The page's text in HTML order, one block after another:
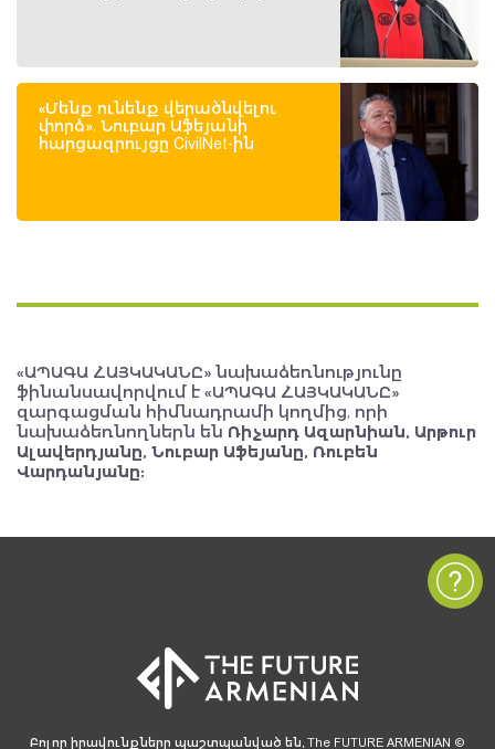
«Մենք ունենք վերածնվելու
փորձ». Նուբար Աֆեյանի
հարցազրույցը CivilNet-ին
«ԱՊԱԳԱ ՀԱՅԿԱԿԱՆԸ» նախաձեռնությունը
ֆինանսավորվում է «ԱՊԱԳԱ ՀԱՅԿԱԿԱՆԸ»
զարգացման հիմնադրամի կողմից, որի
նախաձեռնողներն են Ռիչարդ Ազարնիան, Արթուր
Ալավերդյանը, Նուբար Աֆեյանը, Ռուբեն
Վարդանյանը:
Բոլոր իրավունքները պաշտպանված են, The FUTURE ARMENIAN ©